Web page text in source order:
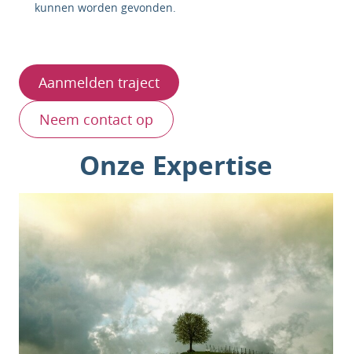
kunnen worden gevonden.
Aanmelden traject
Neem contact op
Onze Expertise